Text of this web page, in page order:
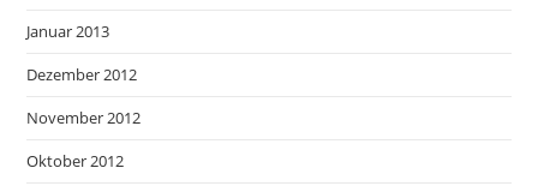
Januar 2013
Dezember 2012
November 2012
Oktober 2012